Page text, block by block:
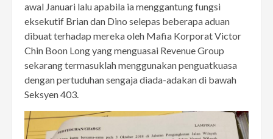
awal Januari lalu apabila ia menggantung fungsi
eksekutif Brian dan Dino selepas beberapa aduan
dibuat terhadap mereka oleh Mafia Korporat Victor
Chin Boon Long yang menguasai Revenue Group
sekarang termasuklah menggunakan penguatkuasa
dengan pertuduhan sengaja diada-adakan di bawah
Seksyen 403.